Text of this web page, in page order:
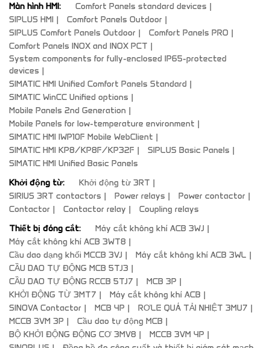
Màn hình HMI:
Comfort Panels standard devices
SIPLUS HMI
Comfort Panels Outdoor
SIPLUS Comfort Panels Outdoor
Comfort Panels PRO
Comfort Panels INOX and INOX PCT
System components for fully-enclosed IP65-protected
devices
SIMATIC HMI Unified Comfort Panels Standard
SIMATIC WinCC Unified options
Mobile Panels 2nd Generation
Mobile Panels for low-temperature environment
SIMATIC HMI IWP10F Mobile WebClient
SIMATIC HMI KP8/KP8F/KP32F
SIPLUS Basic Panels
SIMATIC HMI Unified Basic Panels
Khởi động từ:
Khởi động từ 3RT
SIRIUS 3RT contactors
Power relays
Power contactor
Contactor
Contactor relay
Coupling relays
Thiết bị đóng cắt:
Máy cắt không khí ACB 3WJ
Máy cắt không khí ACB 3WT8
Cầu dao dạng khối MCCB 3VJ
Máy cắt không khí ACB 3WL
CẦU DAO TỰ ĐỘNG MCB 5TJ3
CẦU DAO TỰ ĐỘNG RCCB 5TJ7
MCB 3P
KHỞI ĐỘNG TỪ 3MT7
Máy cắt không khí ACB
SINOVA Contactor
MCB 4P
RƠLE QUÁ TẢI NHIỆT 3MU7
MCCB 3VM 3P
Cầu dao tự động MCB
BỘ KHỞI ĐỘNG ĐỘNG CƠ 3MV8
MCCB 3VM 4P